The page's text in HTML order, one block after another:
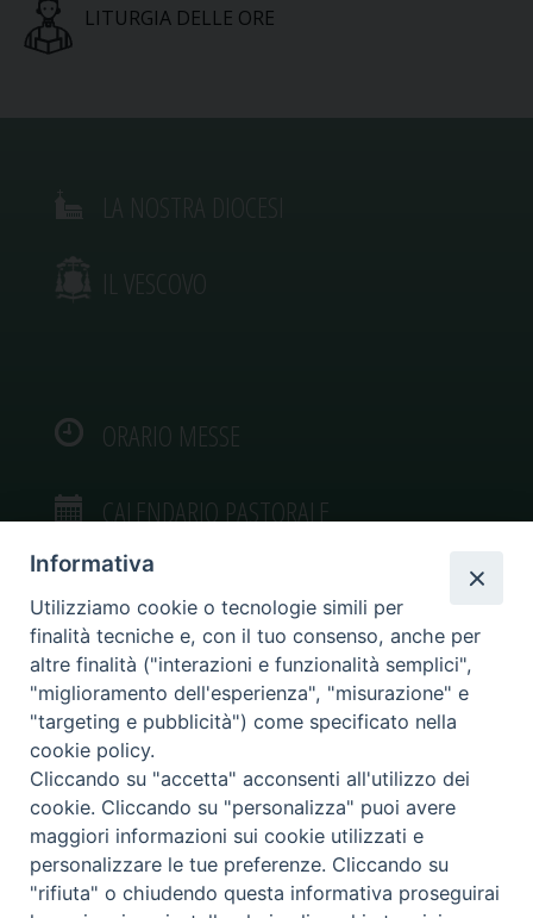
LITURGIA DELLE ORE
IL VESCOVO
ORARIO MESSE
CALENDARIO PASTORALE
VIDEOGALLERY
PHOTOGALLERY
Diocesi di Caltagirone
Piazza San Francesco d’Assisi, 9 – tel. 0933.34186 – fax 0933.820590 e-mail:
Informativa
Utilizziamo cookie o tecnologie simili per
finalità tecniche e, con il tuo consenso, anche per
altre finalità ("interazioni e funzionalità semplici",
"miglioramento dell'esperienza", "misurazione" e
"targeting e pubblicità") come specificato nella
cookie policy.
Cliccando su "accetta" acconsenti all'utilizzo dei
cookie. Cliccando su "personalizza" puoi avere
maggiori informazioni sui cookie utilizzati e
personalizzare le tue preferenze. Cliccando su
"rifiuta" o chiudendo questa informativa proseguirai